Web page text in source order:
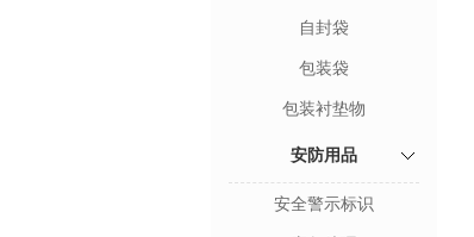
自封袋
包装袋
包装衬垫物
安防用品
安全警示标识